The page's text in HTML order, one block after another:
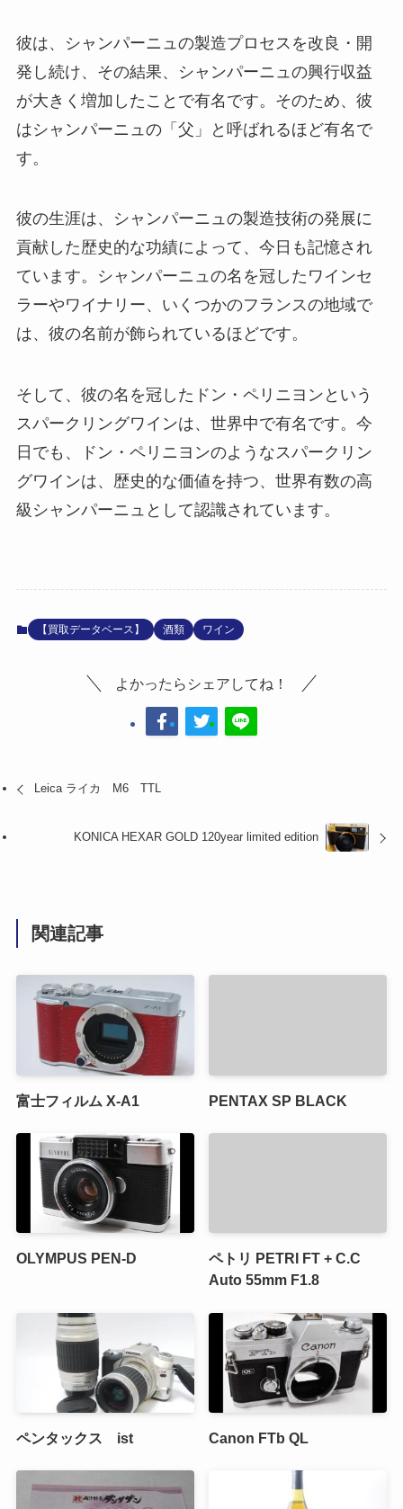
彼は、シャンパーニュの製造プロセスを改良・開
発し続け、その結果、シャンパーニュの興行収益
が大きく増加したことで有名です。そのため、彼
はシャンパーニュの「父」と呼ばれるほど有名で
す。
彼の生涯は、シャンパーニュの製造技術の発展に
貢献した歴史的な功績によって、今日も記憶され
ています。シャンパーニュの名を冠したワインセ
ラーやワイナリー、いくつかのフランスの地域で
は、彼の名前が飾られているほどです。
そして、彼の名を冠したドン・ペリニヨンという
スパークリングワインは、世界中で有名です。今
日でも、ドン・ペリニヨンのようなスパークリン
グワインは、歴史的な価値を持つ、世界有数の高
級シャンパーニュとして認識されています。
【買取データベース】 酒類 ワイン
よかったらシェアしてね！
Leica ライカ M6 TTL
KONICA HEXAR GOLD 120year limited edition
関連記事
富士フィルム X-A1 PENTAX SP BLACK
OLYMPUS PEN-D
ペトリ PETRI FT + C.C
Auto 55mm F1.8
ペンタックス ist Canon FTb QL